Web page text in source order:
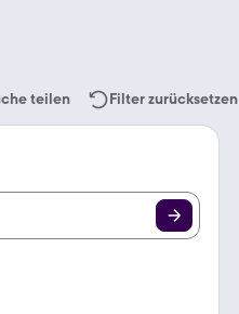
teilen Filter zurücksetzen